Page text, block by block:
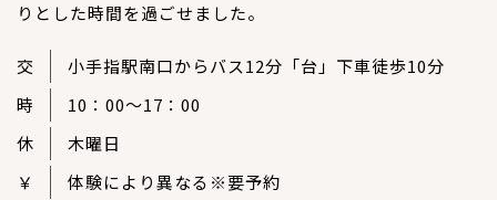
りとした時間を過ごせました。
交
小手指駅南口からバス12分「台」下車徒歩10分
時
10：00～17：00
休
木曜日
￥
体験により異なる※要予約